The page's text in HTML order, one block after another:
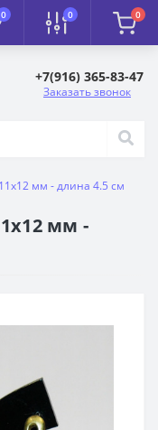
0 0 0
+7(916) 365-83-47
Заказать звонок
мм - длина 4.5 см
мм -